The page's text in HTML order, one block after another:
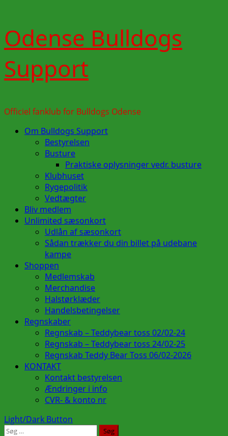
to
content
Odense Bulldogs
Support
Officiel fanklub for Bulldogs Odense
PrimaryOm Bulldogs Support
Bestyrelsen
Busture
Praktiske oplysninger vedr. busture
Klubhuset
Rygepolitik
Vedtægter
Bliv medlem
Unlimited sæsonkort
Udlån af sæsonkort
Sådan trækker du din billet på udebane
kampe
Shoppen
Medlemskab
Merchandise
Halstørklæder
Handelsbetingelser
Regnskaber
Regnskab – Teddybear toss 02/02-24
Regnskab – Teddybear toss 24/02-25
Regnskab Teddy Bear Toss 06/02-2026
KONTAKT
Kontakt bestyrelsen
Ændringer i info
CVR- & konto nr
Light/Dark Button
Søg